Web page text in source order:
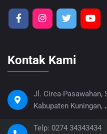
Kontak Kami
Jl. Cirea-Pasawahan,
Kabupaten Kuningan,
Telp: 0274 34343434